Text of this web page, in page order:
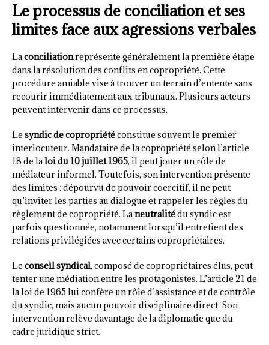
Le processus de conciliation et ses
limites face aux agressions verbales
Laconciliationreprésente généralement la première étape
dans la résolution des conflits en copropriété. Cette
procédure amiable vise à trouver un terrain d’entente sans
recourir immédiatement aux tribunaux. Plusieurs acteurs
peuvent intervenir dans ce processus.
Le syndic de copropriétéconstitue souvent le premier
interlocuteur. Mandataire de la copropriété selon l’article
18 de laloi du 10 juillet 1965, il peut jouer un rôle de
médiateur informel. Toutefois, son intervention présente
des limites : dépourvu de pouvoir coercitif, il ne peut
qu’inviter les parties au dialogue et rappeler les règles du
règlement de copropriété. Laneutralitédu syndic est
parfois questionnée, notamment lorsqu’il entretient des
relations privilégiées avec certains copropriétaires.
Le conseil syndical, composé de copropriétaires élus, peut
tenter une médiation entre les protagonistes. L’article 21 de
la loi de 1965 lui confère un rôle d’assistance et de contrôle
du syndic, mais aucun pouvoir disciplinaire direct. Son
intervention relève davantage de la diplomatie que du
cadre juridique strict.